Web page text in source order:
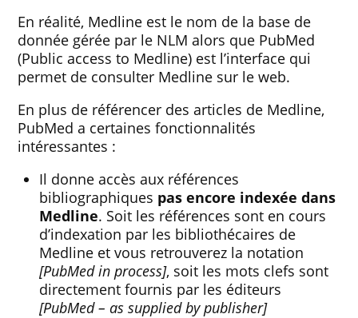
En réalité, Medline est le nom de la base de
donnée gérée par le NLM alors que PubMed
(Public access to Medline) est l’interface qui
permet de consulter Medline sur le web.
En plus de référencer des articles de Medline,
PubMed a certaines fonctionnalités
intéressantes :
Il donne accès aux références
bibliographiques pas encore indexée dans
Medline. Soit les références sont en cours
d’indexation par les bibliothécaires de
Medline et vous retrouverez la notation
[PubMed in process], soit les mots clefs sont
directement fournis par les éditeurs
[PubMed – as supplied by publisher]